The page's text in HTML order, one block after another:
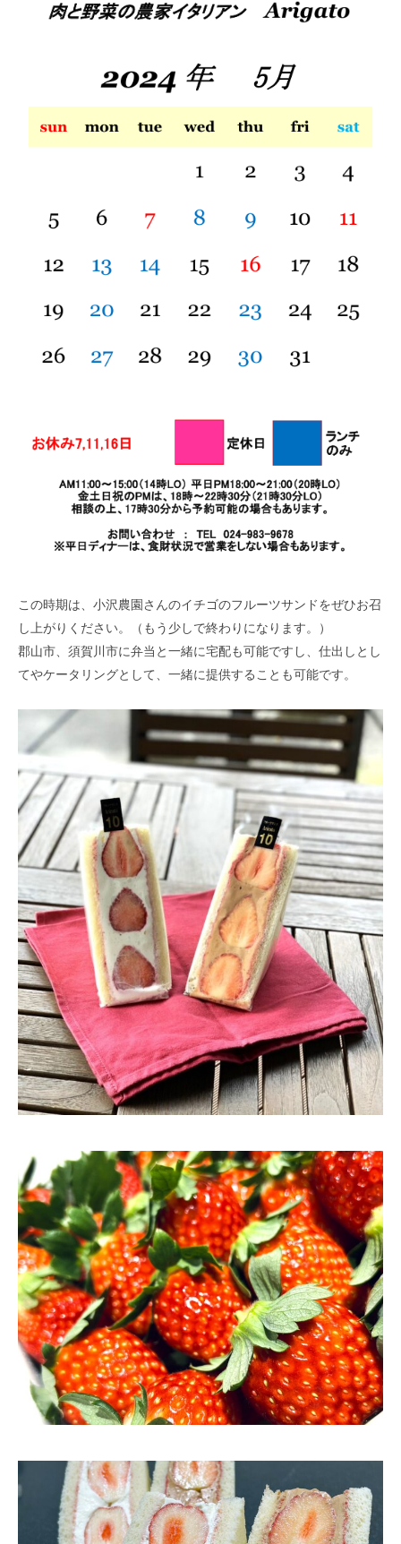
この時期は、小沢農園さんのイチゴのフルーツサンドをぜひお召
し上がりください。（もう少しで終わりになります。）
郡山市、須賀川市に弁当と一緒に宅配も可能ですし、仕出しとし
てやケータリングとして、一緒に提供することも可能です。